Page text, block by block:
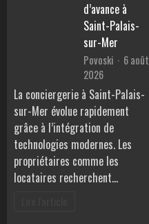
d’avance à
Saint-Palais-
sur-Mer
Povoski
6 août
2026
La conciergerie à Saint-Palais-
sur-Mer évolue rapidement
grâce à l’intégration de
technologies modernes. Les
propriétaires comme les
locataires recherchent…